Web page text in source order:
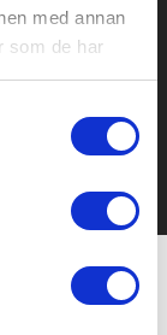
med annan
som de har
och pris över
frågor!